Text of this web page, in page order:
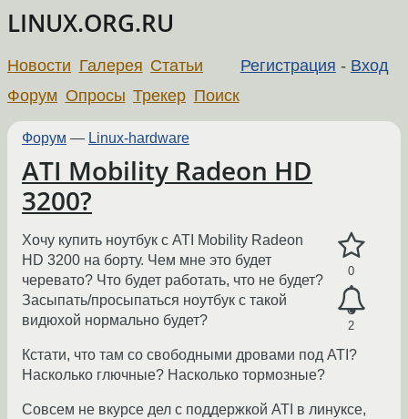
LINUX.ORG.RU
Регистрация - Вход
Новости Галерея Статьи
Форум Опросы Трекер Поиск
Форум — Linux-hardware
ATI Mobility Radeon HD
3200?
0
2
Хочу купить ноутбук с ATI Mobility Radeon
HD 3200 на борту. Чем мне это будет
черевато? Что будет работать, что не будет?
Засыпать/просыпаться ноутбук с такой
видюхой нормально будет?
Кстати, что там со свободными дровами под ATI?
Насколько глючные? Насколько тормозные?
Совсем не вкурсе дел с поддержкой ATI в линуксе,